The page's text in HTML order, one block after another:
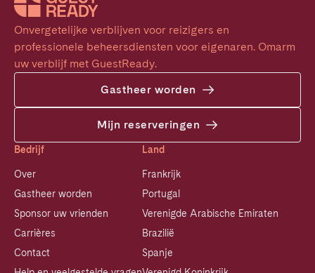
Onvergetelijke verblijven voor reizigers en
professionele beheersdiensten voor eigenaren. Omarm
uw verblijf met GuestReady.
Gastheer worden
Mijn reserveringen
Bedrijf
Over
Gastheer worden
Sponsor uw vrienden
Carrières
Contact
Land
Frankrijk
Portugal
Verenigde Arabische Emiraten
Brazilië
Spanje